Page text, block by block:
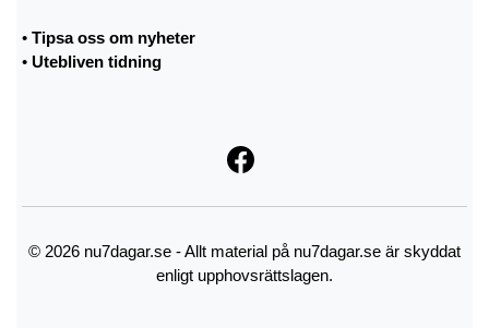
• Tipsa oss om nyheter
• Utebliven tidning
© 2026 nu7dagar.se - Allt material på nu7dagar.se är skyddat
enligt upphovsrättslagen.